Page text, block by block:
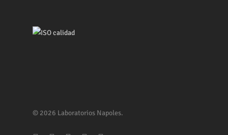
© 2026 Laboratorios Napoles.